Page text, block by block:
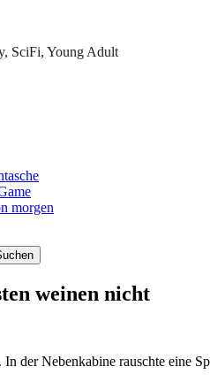
SciFi, Young Adult
morgen
weinen nicht
der Nebenkabine rauschte eine